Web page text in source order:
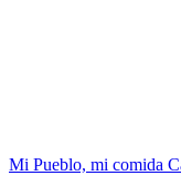
Mi Pueblo, mi comida